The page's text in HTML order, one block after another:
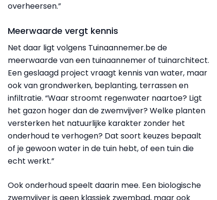
overheersen.”
Meerwaarde vergt kennis
Net daar ligt volgens Tuinaannemer.be de
meerwaarde van een tuinaannemer of tuinarchitect.
Een geslaagd project vraagt kennis van water, maar
ook van grondwerken, beplanting, terrassen en
infiltratie. “Waar stroomt regenwater naartoe? Ligt
het gazon hoger dan de zwemvijver? Welke planten
versterken het natuurlijke karakter zonder het
onderhoud te verhogen? Dat soort keuzes bepaalt
of je gewoon water in de tuin hebt, of een tuin die
echt werkt.”
Ook onderhoud speelt daarin mee. Een biologische